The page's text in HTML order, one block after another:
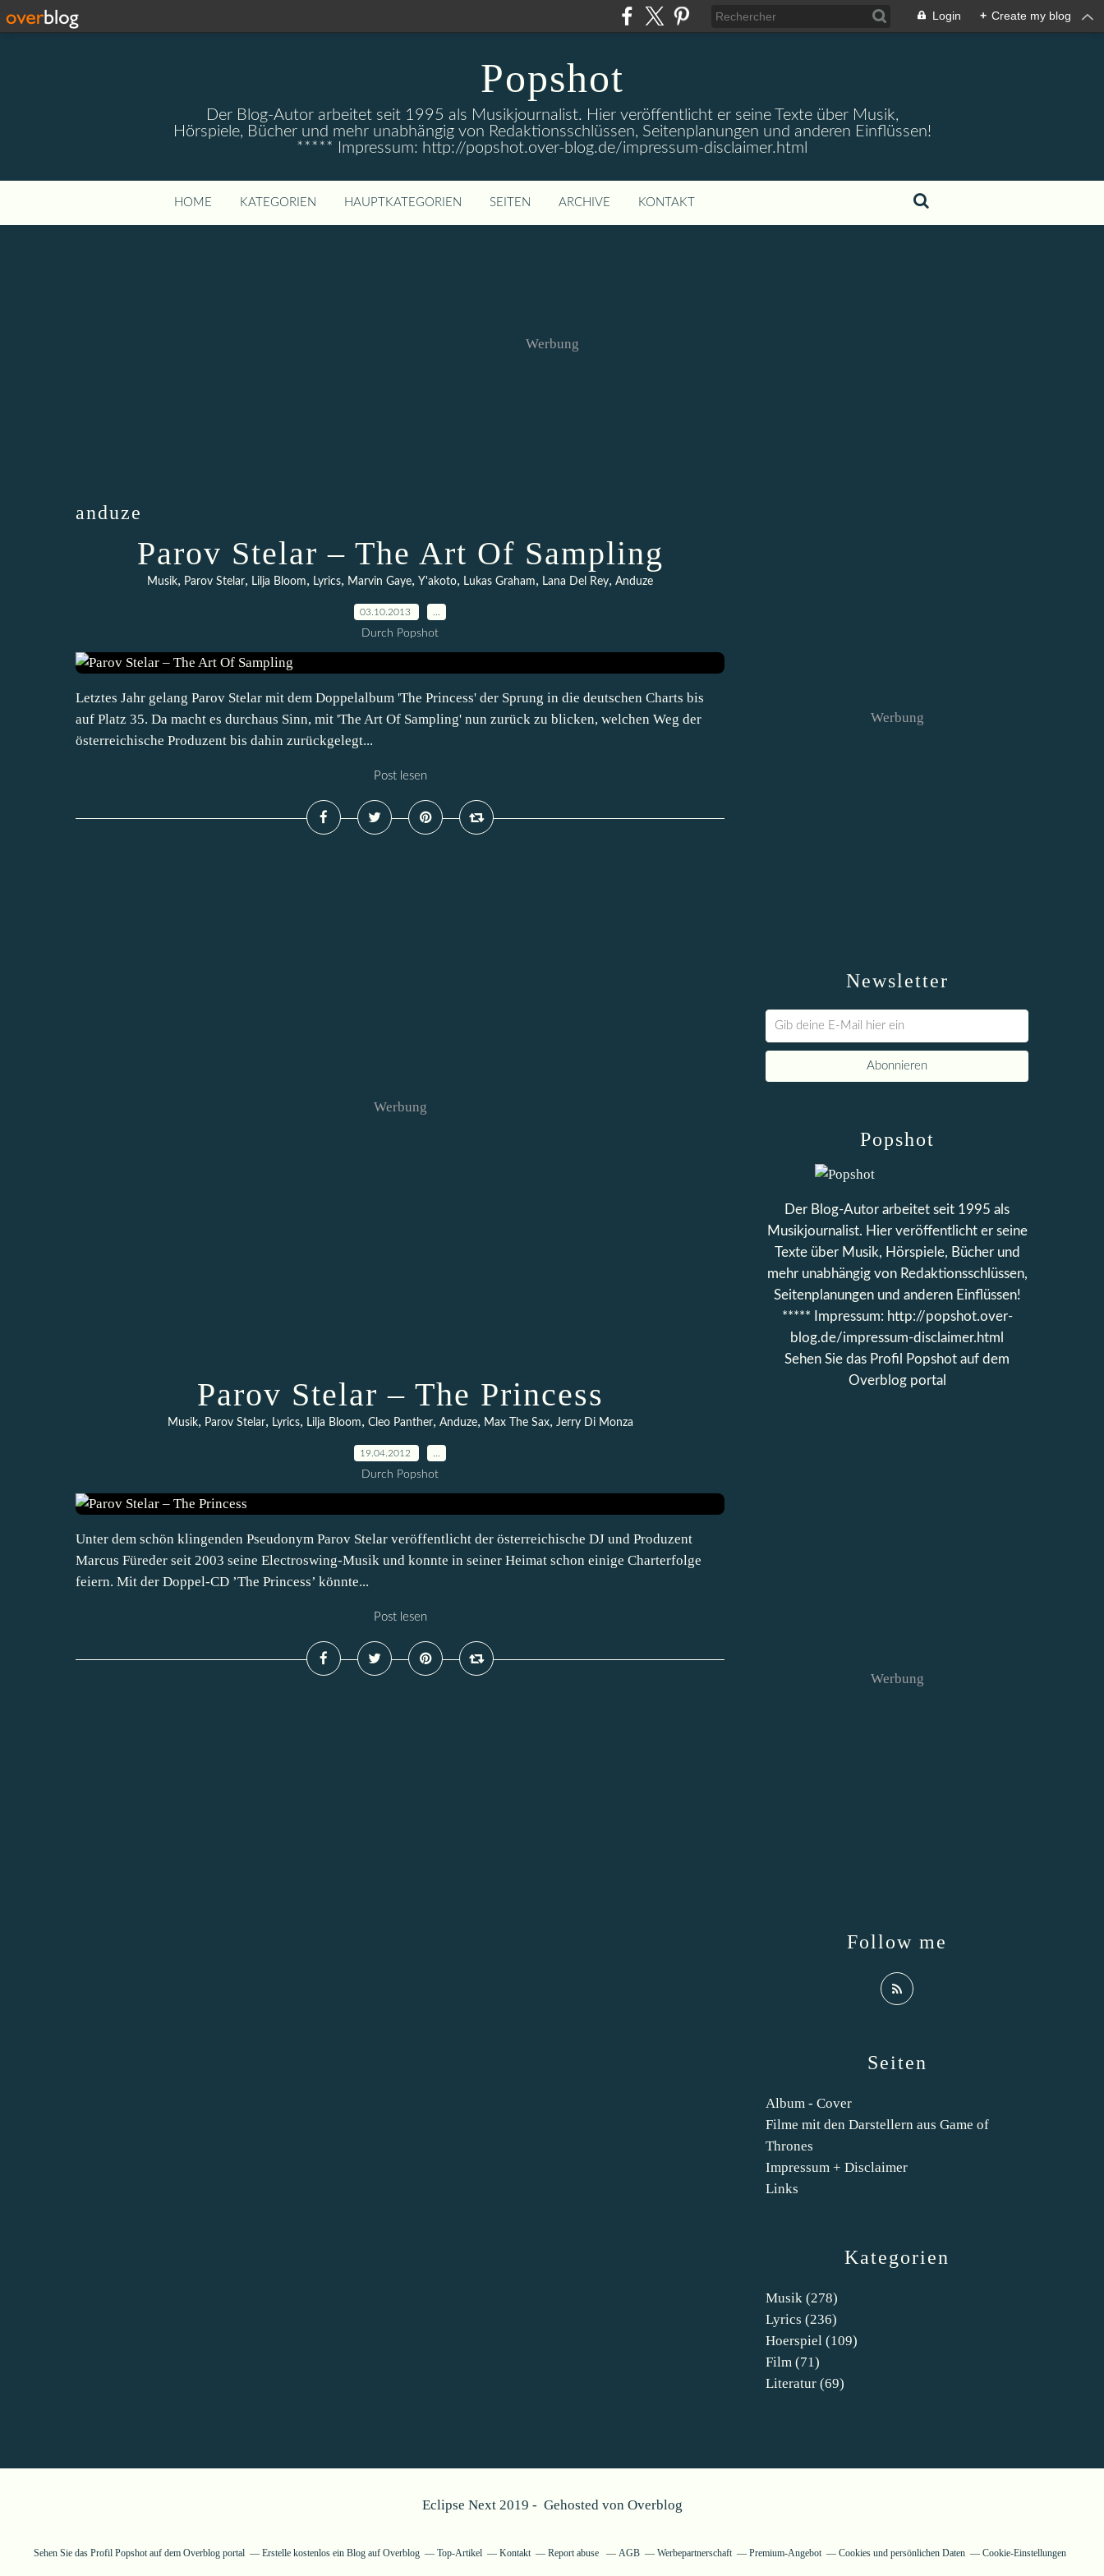
Login + Create my blog
Popshot
Der Blog-Autor arbeitet seit 1995 als Musikjournalist. Hier veröffentlicht er seine Texte über Musik,
Hörspiele, Bücher und mehr unabhängig von Redaktionsschlüssen, Seitenplanungen und anderen Einflüssen!
***** Impressum: http://popshot.over-blog.de/impressum-disclaimer.html
HOME KATEGORIEN HAUPTKATEGORIEN SEITEN ARCHIVE KONTAKT
Werbung
anduze
Parov Stelar – The Art Of Sampling
Musik, Parov Stelar, Lilja Bloom, Lyrics, Marvin Gaye, Y'akoto, Lukas Graham, Lana Del Rey, Anduze
03.10.2013
Durch Popshot
Letztes Jahr gelang Parov Stelar mit dem Doppelalbum 'The Princess' der Sprung in die deutschen Charts bis
auf Platz 35. Da macht es durchaus Sinn, mit 'The Art Of Sampling' nun zurück zu blicken, welchen Weg der
österreichische Produzent bis dahin zurückgelegt...
Post lesen
Werbung
Parov Stelar – The Princess
Musik, Parov Stelar, Lyrics, Lilja Bloom, Cleo Panther, Anduze, Max The Sax, Jerry Di Monza
19.04.2012
Durch Popshot
Unter dem schön klingenden Pseudonym Parov Stelar veröffentlicht der österreichische DJ und Produzent
Marcus Füreder seit 2003 seine Electroswing-Musik und konnte in seiner Heimat schon einige Charterfolge
feiern. Mit der Doppel-CD ’The Princess’ könnte...
Post lesen
Newsletter
Werbung
Kategorien
Musik (278)
Lyrics (236)
Hoerspiel (109)
Film (71)
Literatur (69)
Seiten
Album - Cover
Filme mit den Darstellern aus Game of
Thrones
Impressum + Disclaimer
Links
Popshot
Der Blog-Autor arbeitet seit 1995 als
Musikjournalist. Hier veröffentlicht er seine
Texte über Musik, Hörspiele, Bücher und
mehr unabhängig von Redaktionsschlüssen,
Seitenplanungen und anderen Einflüssen!
***** Impressum: http://popshot.over-
blog.de/impressum-disclaimer.html
Sehen Sie das Profil
Popshot auf dem
Overblog portal
Follow me
Werbung
Eclipse Next 2019 - Gehosted von Overblog
Sehen Sie das Profil Popshotauf dem Overblog portal Erstelle kostenlos ein Blog auf Overblog Top-Artikel Kontakt Report abuse AGB Werbepartnerschaft Premium-Angebot Cookies und persönlichen Daten Cookie-Einstellungen